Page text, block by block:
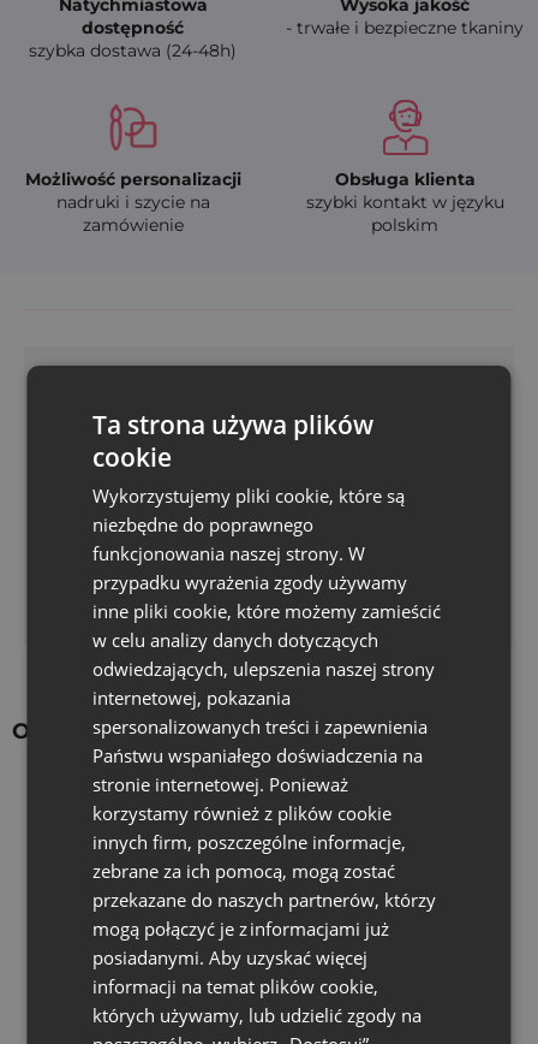
Natychmiastowa
dostępność
szybka dostawa (24-48h)
Wysoka jakość
- trwałe i bezpieczne tkaniny
Możliwość personalizacji
nadruki i szycie na
zamówienie
Obsługa klienta
szybki kontakt w języku
polskim
Czy potrzebujesz niestandardowej tkaniny,
rozmiaru lub koloru?
Przejdź do formularza zamówienia indywidualnego.
Wypełnij formularz
Ostatnio oglądane produkty
Ta strona używa plików
cookie
Wykorzystujemy pliki cookie, które są
niezbędne do poprawnego
funkcjonowania naszej strony. W
przypadku wyrażenia zgody używamy
inne pliki cookie, które możemy zamieścić
w celu analizy danych dotyczących
odwiedzających, ulepszenia naszej strony
internetowej, pokazania
spersonalizowanych treści i zapewnienia
Państwu wspaniałego doświadczenia na
stronie internetowej. Ponieważ
korzystamy również z plików cookie
innych firm, poszczególne informacje,
zebrane za ich pomocą, mogą zostać
przekazane do naszych partnerów, którzy
mogą połączyć je z informacjami już
posiadanymi. Aby uzyskać więcej
informacji na temat plików cookie,
których używamy, lub udzielić zgody na